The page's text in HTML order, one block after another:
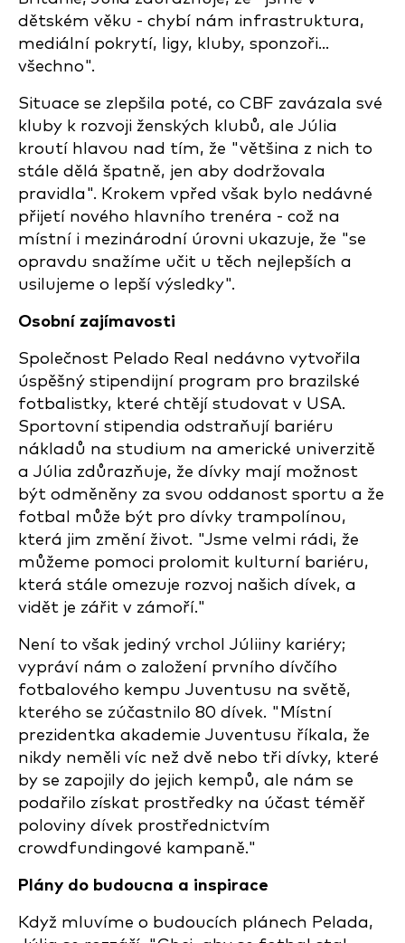
dětském věku - chybí nám infrastruktura,
mediální pokrytí, ligy, kluby, sponzoři...
všechno".
Situace se zlepšila poté, co CBF zavázala své
kluby k rozvoji ženských klubů, ale Júlia
kroutí hlavou nad tím, že "většina z nich to
stále dělá špatně, jen aby dodržovala
pravidla". Krokem vpřed však bylo nedávné
přijetí nového hlavního trenéra - což na
místní i mezinárodní úrovni ukazuje, že "se
opravdu snažíme učit u těch nejlepších a
usilujeme o lepší výsledky".
Osobní zajímavosti
Společnost Pelado Real nedávno vytvořila
úspěšný stipendijní program pro brazilské
fotbalistky, které chtějí studovat v USA.
Sportovní stipendia odstraňují bariéru
nákladů na studium na americké univerzitě
a Júlia zdůrazňuje, že dívky mají možnost
být odměněny za svou oddanost sportu a že
fotbal může být pro dívky trampolínou,
která jim změní život. "Jsme velmi rádi, že
můžeme pomoci prolomit kulturní bariéru,
která stále omezuje rozvoj našich dívek, a
vidět je zářit v zámoří."
Není to však jediný vrchol Júliiny kariéry;
vypráví nám o založení prvního dívčího
fotbalového kempu Juventusu na světě,
kterého se zúčastnilo 80 dívek. "Místní
prezidentka akademie Juventusu říkala, že
nikdy neměli víc než dvě nebo tři dívky, které
by se zapojily do jejich kempů, ale nám se
podařilo získat prostředky na účast téměř
poloviny dívek prostřednictvím
crowdfundingové kampaně."
Plány do budoucna a inspirace
Když mluvíme o budoucích plánech Pelada,